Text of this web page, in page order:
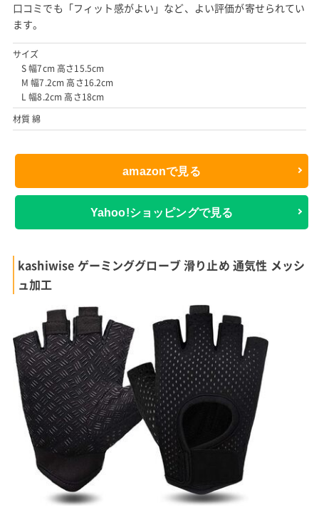
口コミでも「フィット感がよい」など、よい評価が寄せられてい
ます。
サイズ
S 幅7cm 高さ15.5cm
M 幅7.2cm 高さ16.2cm
L 幅8.2cm 高さ18cm
材質 綿
amazonで見る
Yahoo!ショッピングで見る
kashiwise ゲーミンググローブ 滑り止め 通気性 メッシ
ュ加工